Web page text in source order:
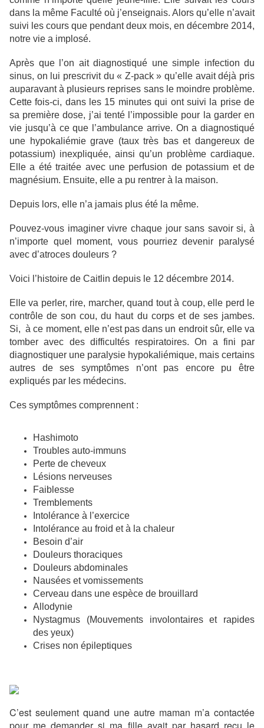
dans la même Faculté où j’enseignais. Alors qu’elle n’avait
suivi les cours que pendant deux mois, en décembre 2014,
notre vie a implosé.
Après que l’on ait diagnostiqué une simple infection du
sinus, on lui prescrivit du « Z-pack » qu’elle avait déjà pris
auparavant à plusieurs reprises sans le moindre problème.
Cette fois-ci, dans les 15 minutes qui ont suivi la prise de
sa première dose, j’ai tenté l’impossible pour la garder en
vie jusqu’à ce que l’ambulance arrive. On a diagnostiqué
une hypokaliémie grave (taux très bas et dangereux de
potassium) inexpliquée, ainsi qu’un problème cardiaque.
Elle a été traitée avec une perfusion de potassium et de
magnésium. Ensuite, elle a pu rentrer à la maison.
Depuis lors, elle n’a jamais plus été la même.
Pouvez-vous imaginer vivre chaque jour sans savoir si, à
n’importe quel moment, vous pourriez devenir paralysé
avec d’atroces douleurs ?
Voici l’histoire de Caitlin depuis le 12 décembre 2014.
Elle va perler, rire, marcher, quand tout à coup, elle perd le
contrôle de son cou, du haut du corps et de ses jambes.
Si, à ce moment, elle n’est pas dans un endroit sûr, elle va
tomber avec des difficultés respiratoires. On a fini par
diagnostiquer une paralysie hypokaliémique, mais certains
autres de ses symptômes n’ont pas encore pu être
expliqués par les médecins.
Ces symptômes comprennent :
Hashimoto
Troubles auto-immuns
Perte de cheveux
Lésions nerveuses
Faiblesse
Tremblements
Intolérance à l’exercice
Intolérance au froid et à la chaleur
Besoin d’air
Douleurs thoraciques
Douleurs abdominales
Nausées et vomissements
Cerveau dans une espèce de brouillard
Allodynie
Nystagmus (Mouvements involontaires et rapides
des yeux)
Crises non épileptiques
C’est seulement quand une autre maman m’a contactée